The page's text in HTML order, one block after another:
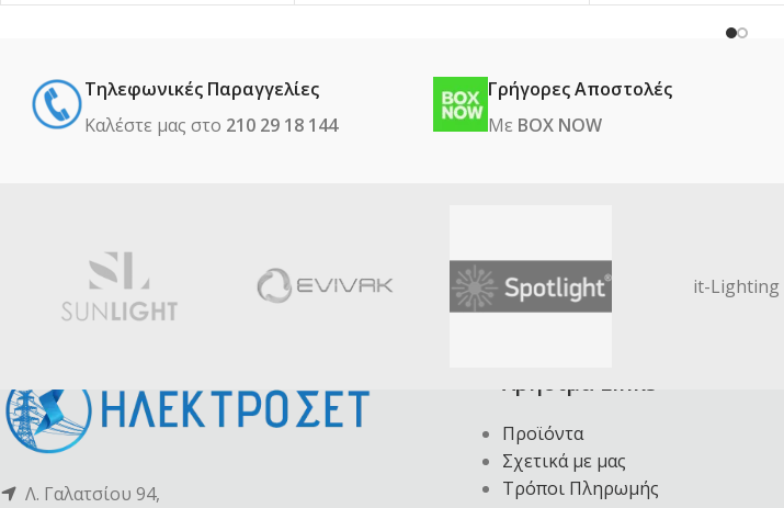
Τηλεφωνικές Παραγγελίες
Καλέστε μας στο 210 29 18 144
Γρήγορες Αποστολές
Με BOX NOW
it-Lighting
Λ. Γαλατσίου 94,
Χρήσιμα Links
Προϊόντα
Σχετικά με μας
Τρόποι Πληρωμής